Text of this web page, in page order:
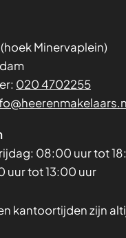
Minervaplein)
020 4702255
08:00 uur tot
uur tot 13:00 uur
kantoortijden zijn